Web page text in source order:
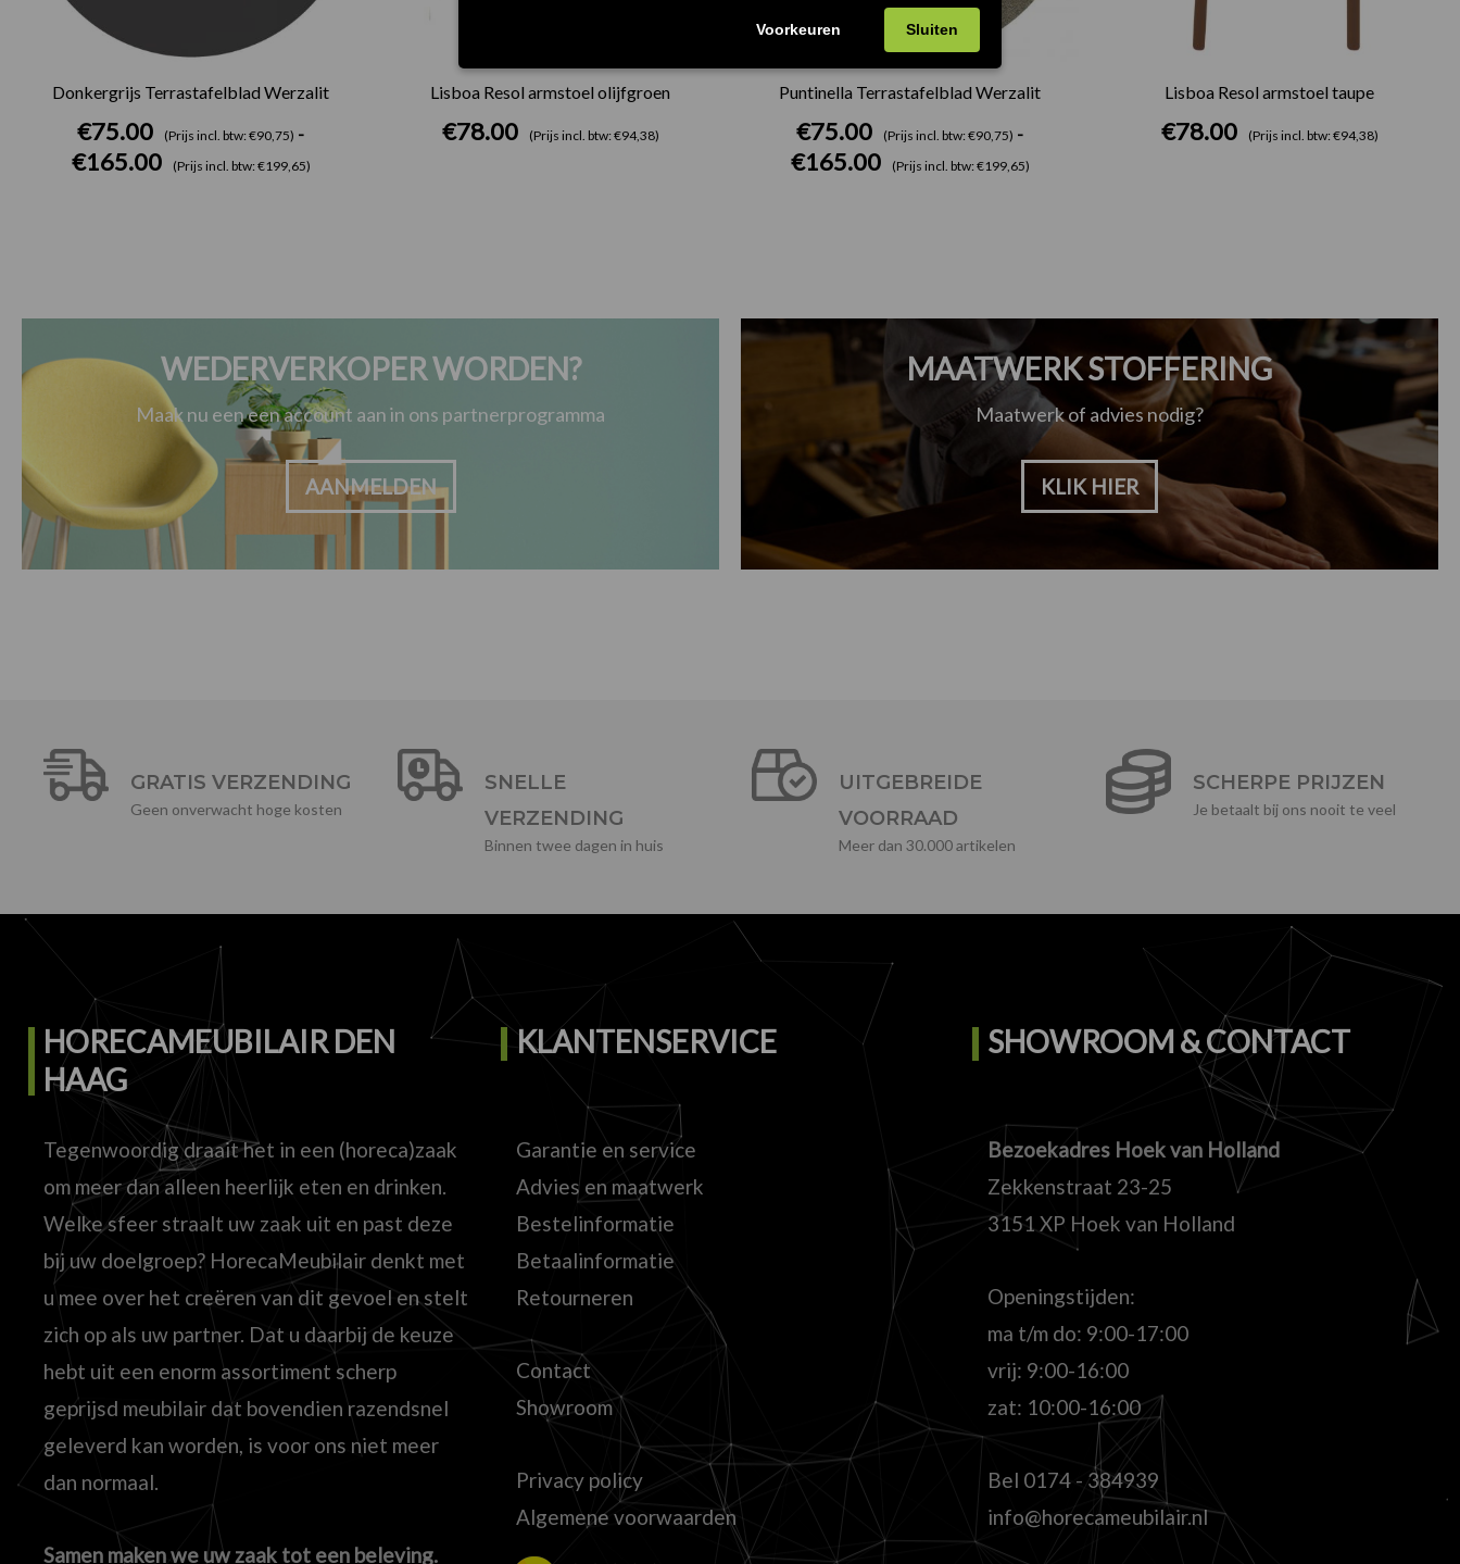
Donkergrijs Terrastafelblad Werzalit
€75.00 (Prijs incl. btw: €90,75) -
€165.00 (Prijs incl. btw: €199,65)
Lisboa Resol armstoel olijfgroen
€78.00 (Prijs incl. btw: €94,38)
Puntinella Terrastafelblad Werzalit
€75.00 (Prijs incl. btw: €90,75) -
€165.00 (Prijs incl. btw: €199,65)
Lisboa Resol armstoel taupe
€78.00 (Prijs incl. btw: €94,38)
WEDERVERKOPER WORDEN?
Maak nu een een account aan in ons partnerprogramma
AANMELDEN
MAATWERK STOFFERING
Maatwerk of advies nodig?
KLIK HIER
GRATIS VERZENDING
Geen onverwacht hoge kosten
SNELLE
VERZENDING
Binnen twee dagen in huis
UITGEBREIDE
VOORRAAD
Meer dan 30.000 artikelen
SCHERPE PRIJZEN
Je betaalt bij ons nooit te veel
HORECAMEUBILAIR DEN
HAAG
Tegenwoordig draait het in een (horeca)zaak
om meer dan alleen heerlijk eten en drinken.
Welke sfeer straalt uw zaak uit en past deze
bij uw doelgroep? HorecaMeubilair denkt met
u mee over het creëren van dit gevoel en stelt
zich op als uw partner. Dat u daarbij de keuze
hebt uit een enorm assortiment scherp
geprijsd meubilair dat bovendien razendsnel
geleverd kan worden, is voor ons niet meer
dan normaal.
Samen maken we uw zaak tot een beleving.
KLANTENSERVICE
Garantie en service
Advies en maatwerk
Bestelinformatie
Betaalinformatie
Retourneren
Contact
Showroom
Privacy policy
Algemene voorwaarden
SHOWROOM & CONTACT
Bezoekadres Hoek van Holland
Zekkenstraat 23-25
3151 XP Hoek van Holland
Openingstijden:
ma t/m do: 9:00-17:00
vrij: 9:00-16:00
zat: 10:00-16:00
Bel 0174 - 384939
info@horecameubilair.nl